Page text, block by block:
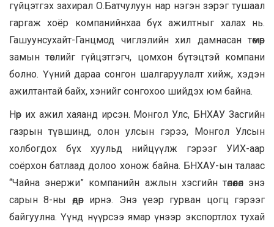
гүйцэтгэх захирал О.Батчулуун нар нэгэн зэрэг тушаал
гаргаж хоёр компанийнхаа бүх ажилтныг халах нь.
Гашуунсухайт-Ганцмод чиглэлийн хил дамнасан төмөр
замын төслийг гүйцэтгэгч, цомхон бүтэцтэй компани
болно. Үүний дараа сонгон шалгаруулалт хийж, хэдэн
ажилтантай байх, хэнийг сонгохоо шийдэх юм байна.
Нөр их ажил хаяанд ирсэн. Монгол Улс, БНХАУ Засгийн
газрын түвшинд, олон улсын гэрээ, Монгол Улсын
холбогдох бүх хуульд нийцүүлж гэрээг УИХ-аар
соёрхон батлаад долоо хонож байна. БНХАУ-ын талаас
“Чайна энержи” компанийн ажлын хэсгийн төлөөлөл энэ
сарын 8-ны өдөр ирнэ. Энэ үеэр гурван цогц гэрээг
байгуулна. Үүнд нүүрсээ ямар үнээр экспортлох тухай